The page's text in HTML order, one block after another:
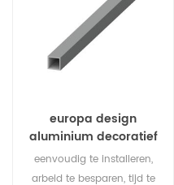
europa design
aluminium decoratief
profiel
eenvoudig te installeren,
arbeid te besparen, tijd te